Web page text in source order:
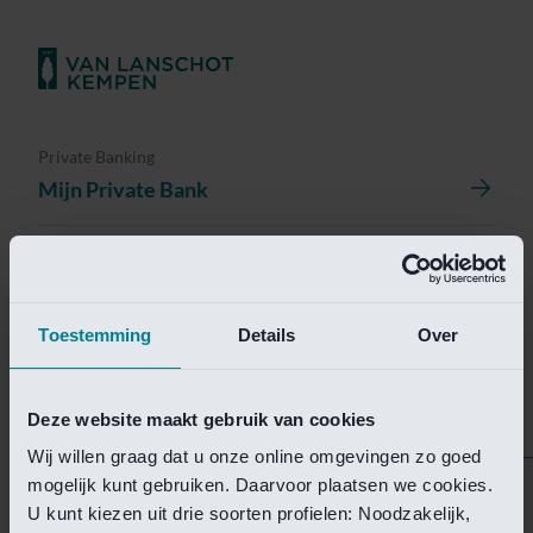
Toestemming Details Over
Deze website maakt gebruik van cookies
Wij willen graag dat u onze online omgevingen zo goed
mogelijk kunt gebruiken. Daarvoor plaatsen we cookies.
U kunt kiezen uit drie soorten profielen: Noodzakelijk,
Private Banking
Mijn Private Bank
Helaas is deze pagina